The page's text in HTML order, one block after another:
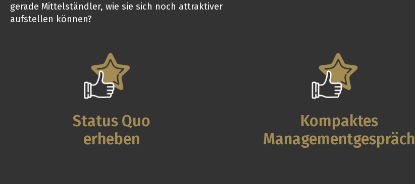
gerade Mittelständler, wie sie sich noch attraktiver
aufstellen können?
Status Quo
erheben
Kompaktes
Managementgespräch